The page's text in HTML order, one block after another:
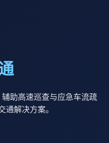
助高速巡查与应急车流疏
通解决方案。